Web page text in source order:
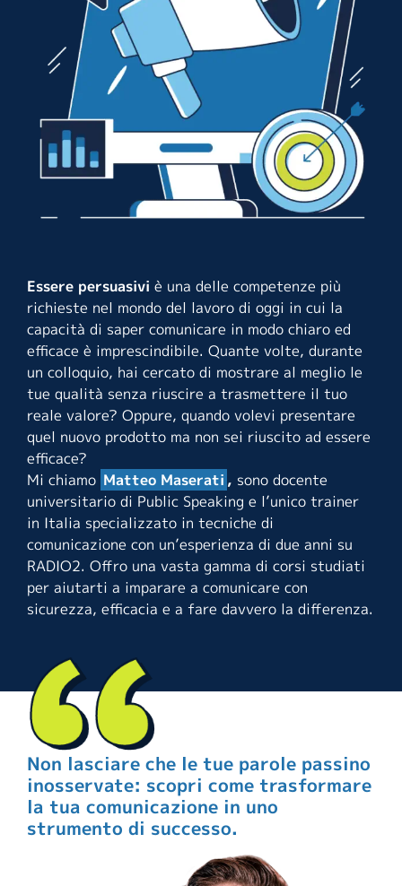
Essere persuasivi è una delle competenze più
richieste nel mondo del lavoro di oggi in cui la
capacità di saper comunicare in modo chiaro ed
efficace è imprescindibile. Quante volte, durante
un colloquio, hai cercato di mostrare al meglio le
tue qualità senza riuscire a trasmettere il tuo
reale valore? Oppure, quando volevi presentare
quel nuovo prodotto ma non sei riuscito ad essere
efficace?
Mi chiamo Matteo Maserati , sono docente
universitario di Public Speaking e l’unico trainer
in Italia specializzato in tecniche di
comunicazione con un’esperienza di due anni su
RADIO2. Offro una vasta gamma di corsi studiati
per aiutarti a imparare a comunicare con
sicurezza, efficacia e a fare davvero la differenza.
Non lasciare che le tue parole passino
inosservate: scopri come trasformare
la tua comunicazione in uno
strumento di successo.